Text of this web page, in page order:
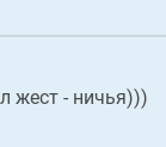
жест - ничья)))